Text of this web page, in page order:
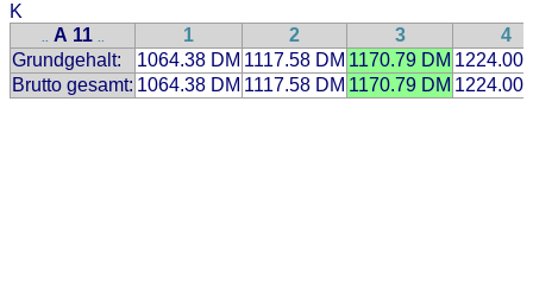
K
.. A 11 .. 1 2 3
4
Grundgehalt:
1064.38 DM 1117.58 DM 1170.79 DM 1224.00
Brutto gesamt: 1064.38 DM 1117.58 DM 1170.79 DM 1224.00